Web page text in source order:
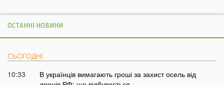
ОСТАННІ НОВИНИ
СЬОГОДНІ
10:33
В українців вимагають гроші за захист осель від